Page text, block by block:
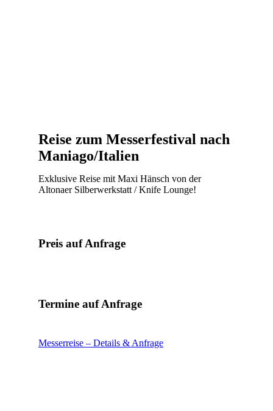
Reise zum Messerfestival nach
Maniago/Italien
Exklusive Reise mit Maxi Hänsch von der
Altonaer Silberwerkstatt / Knife Lounge!
Preis auf Anfrage
Termine auf Anfrage
Messerreise – Details & Anfrage